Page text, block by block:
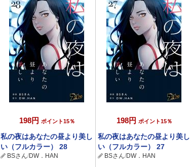
198円 ポイント15％
私の夜はあなたの昼より美し
い（フルカラー） 28
BSさん/DW．HAN
198円 ポイント15％
私の夜はあなたの昼より美し
い（フルカラー） 27
BSさん/DW．HAN